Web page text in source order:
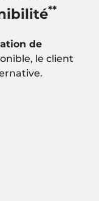
**
de
le client